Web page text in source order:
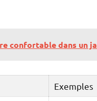
confortable dans un
Exemples